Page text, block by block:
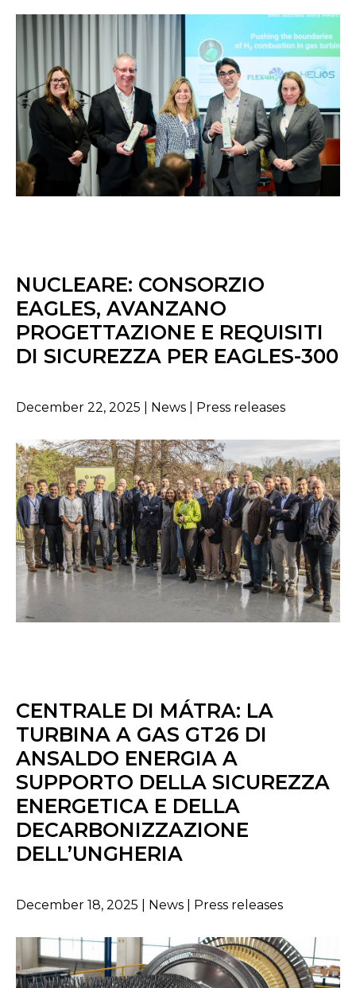
NUCLEARE: CONSORZIO
EAGLES, AVANZANO
PROGETTAZIONE E REQUISITI
DI SICUREZZA PER EAGLES-300
December 22, 2025 | News | Press releases
CENTRALE DI MÁTRA: LA
TURBINA A GAS GT26 DI
ANSALDO ENERGIA A
SUPPORTO DELLA SICUREZZA
ENERGETICA E DELLA
DECARBONIZZAZIONE
DELL’UNGHERIA
December 18, 2025 | News | Press releases